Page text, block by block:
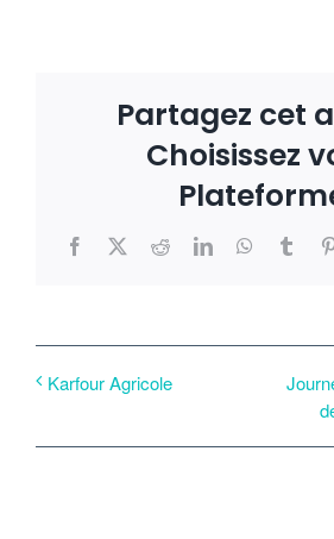
Partagez cet
Choisissez
Facebook
X RedditLinkedInWhatsApp
Karfour Agricole